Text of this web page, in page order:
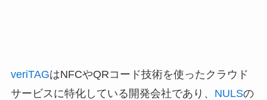
veriTAGはNFCやQRコード技術を使ったクラウド
サービスに特化している開発会社であり、 NULSの